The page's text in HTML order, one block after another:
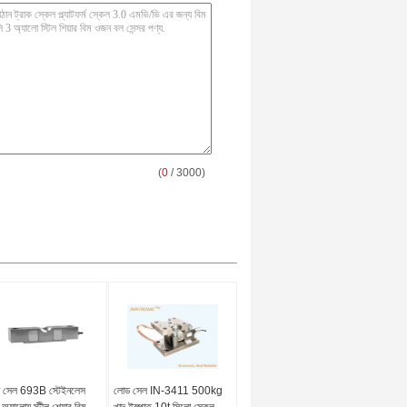
(0 / 3000)
693B স্টেইনলেস
লোড সেল IN-3411 500kg